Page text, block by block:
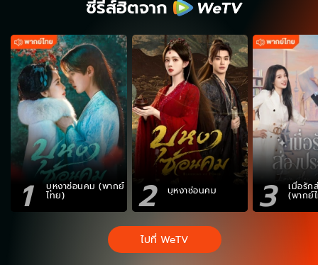
ซีรีส์ฮิตจาก
1 บุหงาซ่อนคม (พากย์
ไทย) 2 บุหงาซ่อนคม 3 เมื่อรัก
(พากย์
ไปที่ WeTV